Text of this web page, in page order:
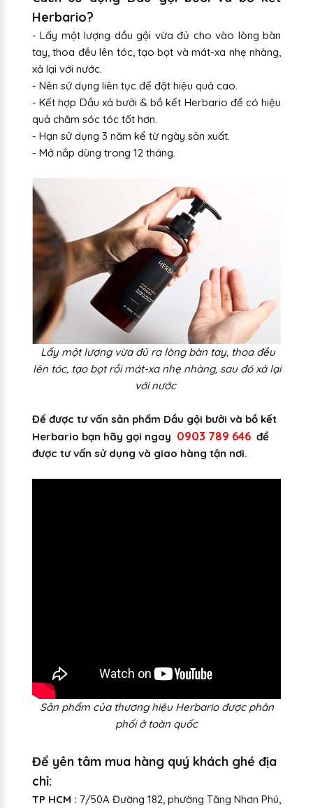
Herbario?
- Lấy một lượng dầu gội vừa đủ cho vào lòng bàn
tay, thoa đều lên tóc, tạo bọt và mát-xa nhẹ nhàng,
xả lại với nước.
- Nên sử dụng liên tục để đặt hiệu quả cao.
- Kết hợp Dầu xả bưởi & bồ kết Herbario để có hiệu
quả chăm sóc tóc tốt hơn.
- Hạn sử dụng 3 năm kể từ ngày sản xuất.
- Mở nắp dùng trong 12 tháng.
Lấy một lượng vừa đủ ra lòng bàn tay, thoa đều
lên tóc, tạo bọt rồi mát-xa nhẹ nhàng, sau đó xả lại
với nước
Để được tư vấn sản phẩm Dầu gội bưởi và bồ kết
Herbario bạn hãy gọi ngay 0903 789 646 để
được tư vấn sử dụng và giao hàng tận nơi.
Sản phẩm của thương hiệu Herbario được phân
phối ở toàn quốc
Để yên tâm mua hàng quý khách ghé địa
chỉ:
TP HCM : 7/50A Đường 182, phường Tăng Nhơn Phú,